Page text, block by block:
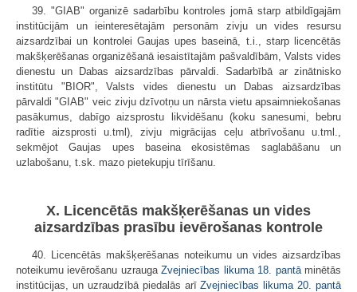
39. "GIAB" organizē sadarbību kontroles jomā starp atbildīgajām
institūcijām un ieinteresētajām personām zivju un vides resursu
aizsardzībai un kontrolei Gaujas upes baseinā, t.i., starp licencētās
makšķerēšanas organizēšanā iesaistītajām pašvaldībām, Valsts vides
dienestu un Dabas aizsardzības pārvaldi. Sadarbībā ar zinātnisko
institūtu "BIOR", Valsts vides dienestu un Dabas aizsardzības
pārvaldi "GIAB" veic zivju dzīvotņu un nārsta vietu apsaimniekošanas
pasākumus, dabīgo aizsprostu likvidēšanu (koku sanesumi, bebru
radītie aizsprosti u.tml), zivju migrācijas ceļu atbrīvošanu u.tml.,
sekmējot Gaujas upes baseina ekosistēmas saglabāšanu un
uzlabošanu, t.sk. mazo pietekupju tīrīšanu.
X. Licencētās makšķerēšanas un vides
aizsardzības prasību ievērošanas kontrole
40. Licencētās makšķerēšanas noteikumu un vides aizsardzības
noteikumu ievērošanu uzraugaZvejniecības likuma 18. pantāminētās
institūcijas, un uzraudzībā piedalās arīZvejniecības likuma 20. pantā